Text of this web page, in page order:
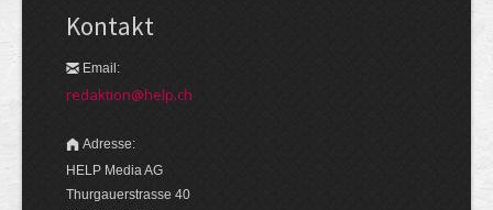
Kontakt
Email:
redaktion@help.ch
Adresse:
HELP Media AG
Thurgauerstrasse 40